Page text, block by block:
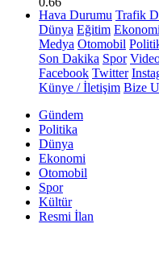
Hava Durumu Trafik
Dünya Eğitim Ekonomi
Medya Otomobil
Son Dakika Spor
Facebook Twitter
Künye / İletişim Bize
Gündem
Politika
Dünya
Ekonomi
Otomobil
Spor
Kültür
Resmi İlan